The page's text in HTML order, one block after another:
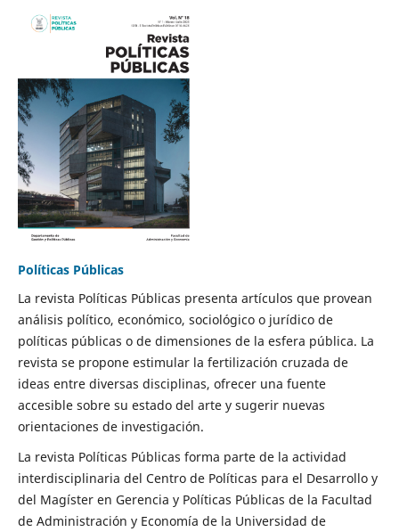
Políticas Públicas
La revista Políticas Públicas presenta artículos que provean
análisis político, económico, sociológico o jurídico de
políticas públicas o de dimensiones de la esfera pública. La
revista se propone estimular la fertilización cruzada de
ideas entre diversas disciplinas, ofrecer una fuente
accesible sobre su estado del arte y sugerir nuevas
orientaciones de investigación.
La revista Políticas Públicas forma parte de la actividad
interdisciplinaria del Centro de Políticas para el Desarrollo y
del Magíster en Gerencia y Políticas Públicas de la Facultad
de Administración y Economía de la Universidad de